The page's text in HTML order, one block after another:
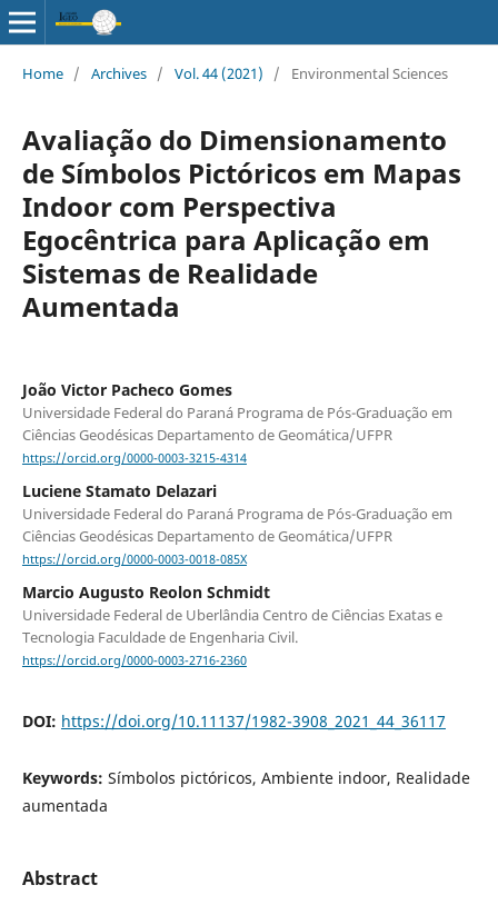
Home / Archives / Vol. 44 (2021) / Environmental Sciences
Avaliação do Dimensionamento
de Símbolos Pictóricos em Mapas
Indoor com Perspectiva
Egocêntrica para Aplicação em
Sistemas de Realidade
Aumentada
João Victor Pacheco Gomes
Universidade Federal do Paraná Programa de Pós-Graduação em
Ciências Geodésicas Departamento de Geomática/UFPR
https://orcid.org/0000-0003-3215-4314
Luciene Stamato Delazari
Universidade Federal do Paraná Programa de Pós-Graduação em
Ciências Geodésicas Departamento de Geomática/UFPR
https://orcid.org/0000-0003-0018-085X
Marcio Augusto Reolon Schmidt
Universidade Federal de Uberlândia Centro de Ciências Exatas e
Tecnologia Faculdade de Engenharia Civil.
https://orcid.org/0000-0003-2716-2360
DOI: https://doi.org/10.11137/1982-3908_2021_44_36117
Keywords: Símbolos pictóricos, Ambiente indoor, Realidade
aumentada
Abstract